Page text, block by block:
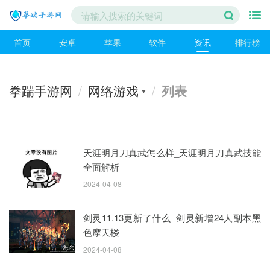
首页 安卓 苹果 软件 资讯 排行榜
拳踹手游网 / 网络游戏 / 列表
天涯明月刀真武怎么样_天涯明月刀真武技能
全面解析
2024-04-08
剑灵11.13更新了什么_剑灵新增24人副本黑
色摩天楼
2024-04-08